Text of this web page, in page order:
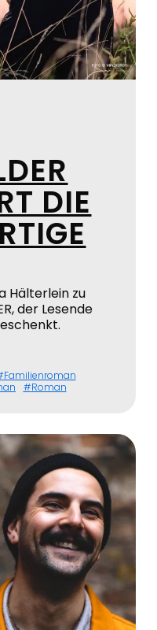
DIE
Hälterlein zu
der Lesende
Familienroman
Roman